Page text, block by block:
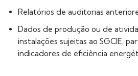
Relatórios de auditorias
Dados de produção ou de
instalações sujeitas ao SGCIE,
indicadores de eficiência